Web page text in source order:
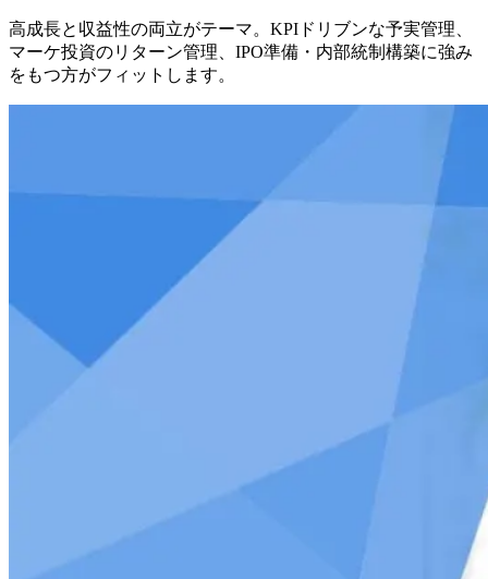
高成長と収益性の両立がテーマ。KPIドリブンな予実管理、
マーケ投資のリターン管理、IPO準備・内部統制構築に強み
をもつ方がフィットします。